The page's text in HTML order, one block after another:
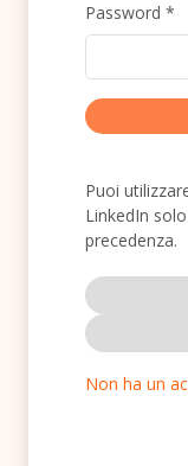
Password *
Puoi
LinkedIn
precedenza.
Non ha un